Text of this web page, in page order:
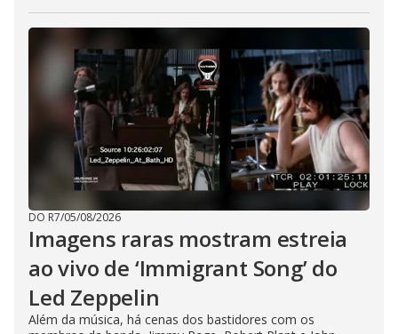
DO R7/05/08/2026
Imagens raras mostram estreia
ao vivo de ‘Immigrant Song’ do
Led Zeppelin
Além da música, há cenas dos bastidores com os